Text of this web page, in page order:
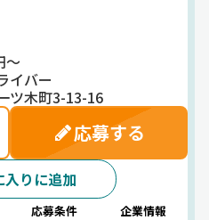
～
イバー
ツ木町3-13-16
応募する
入りに追加
応募条件 企業情報